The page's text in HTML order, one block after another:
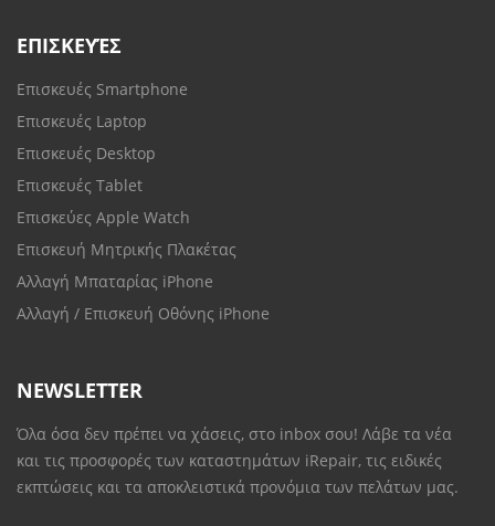
ΕΠΙΣΚΕΥΈΣ
Επισκευές Smartphone
Επισκευές Laptop
Επισκευές Desktop
Επισκευές Tablet
Επισκεύες Apple Watch
Επισκευή Μητρικής Πλακέτας
Αλλαγή Μπαταρίας iPhone
Αλλαγή / Επισκευή Οθόνης iPhone
NEWSLETTER
Όλα όσα δεν πρέπει να χάσεις, στο inbox σου! Λάβε τα νέα
και τις προσφορές των καταστημάτων iRepair, τις ειδικές
εκπτώσεις και τα αποκλειστικά προνόμια των πελάτων μας.